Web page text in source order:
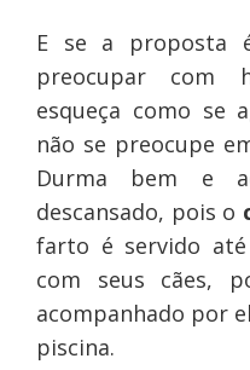
E se a proposta
preocupar com
esqueça como se
não se preocupe
Durma bem e
descansado, pois o
farto é servido até
com seus cães,
acompanhado por
piscina.